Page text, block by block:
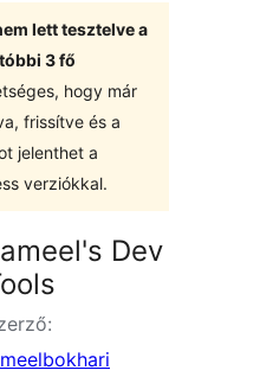
lett tesztelve a
3 fő
hogy már
frissítve és a
jelenthet a
verziókkal.
Dev